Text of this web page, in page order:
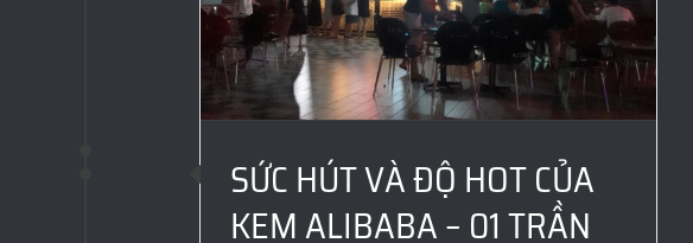
SỨC HÚT VÀ ĐỘ HOT CỦA
KEM ALIBABA – 01 TRẦN